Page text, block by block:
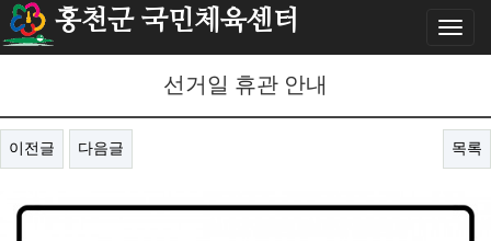
Toggle
홍천군 국민체육센터
선거일 휴관 안내
이전글 다음글 목록